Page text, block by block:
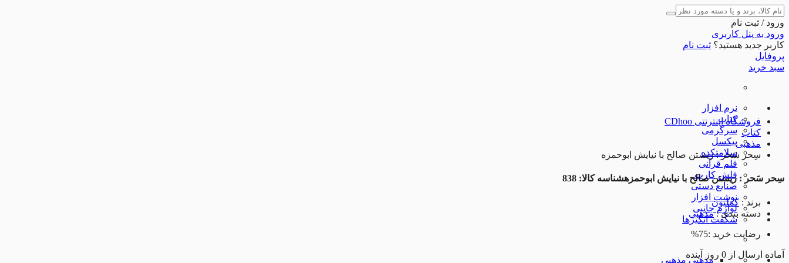
ورود / ثبت نام
ورود به پنل کاربری
کاربر جدید هستید؟ ثبت نام
پروفایل
سبد خرید
نرم افزار
کتاب
سرگرمی
پیکسل
سلامتکده
قلم قرآنی
فلش کارت
صنایع دستی
نوشت افزار
لوازم جانبی
شگفت انگیزها
مذهبی مذهبی
فروشگاه اینترنتی CDhoo
کتاب
مذهبی
سِحر سَحر : زیستن صالح با نیایش ابوحمزه
سِحر سَحر : زیستن صالح با نیایش ابوحمزهشناسه کالا: 838
برند: کملیون
دسته بندی:مذهبی
رضایت خرید :75%
آماده ارسال از 0 روز آینده